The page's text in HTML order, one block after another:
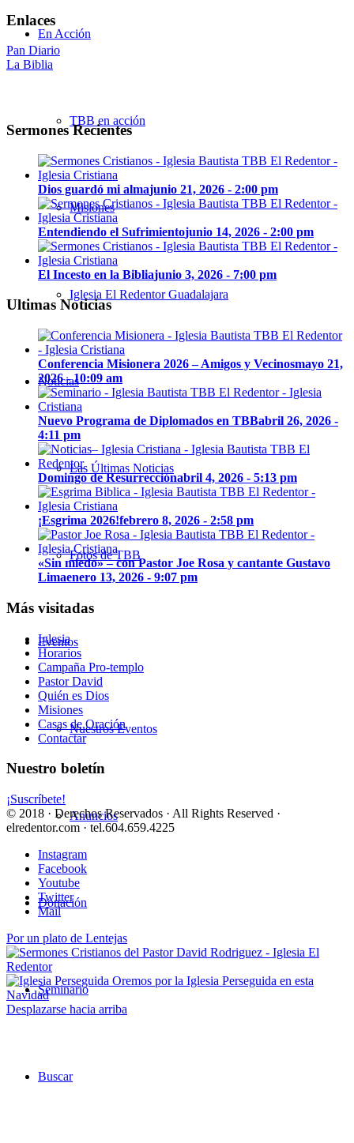
En Acción
TBB en acción
Misiones
Iglesia El Redentor Guadalajara
Noticias
Las Últimas Noticias
Fotos de TBB
Eventos
Nuestros Eventos
Anuncios
Donación
Seminario
Buscar
Enlaces
Pan Diario
La Biblia
Sermones Recientes
Dios guardó mi almajunio 21, 2026 - 2:00 pm
Entendiendo el Sufrimientojunio 14, 2026 - 2:00 pm
El Incesto en la Bibliajunio 3, 2026 - 7:00 pm
Ultimas Noticias
Conferencia Misionera 2026 – Amigos y Vecinosmayo 21,
2026 - 10:09 am
Nuevo Programa de Diplomados en TBBabril 26, 2026 -
4:11 pm
Domingo de Resurrecciónabril 4, 2026 - 5:13 pm
¡Esgrima 2026!febrero 8, 2026 - 2:58 pm
«Sin miedo» – con Pastor Joe Rosa y cantante Gustavo
Limaenero 13, 2026 - 9:07 pm
Más visitadas
Iglesia
Horarios
Campaña Pro-templo
Pastor David
Quién es Dios
Misiones
Casas de Oración
Contactar
Nuestro boletín
¡Suscríbete!
© 2018 · Derechos Reservados · All Rights Reserved ·
elredentor.com · tel.604.659.4225
Instagram
Facebook
Youtube
Twitter
Mail
Por un plato de Lentejas
Oremos por la Iglesia Perseguida en esta
Navidad
Desplazarse hacia arriba